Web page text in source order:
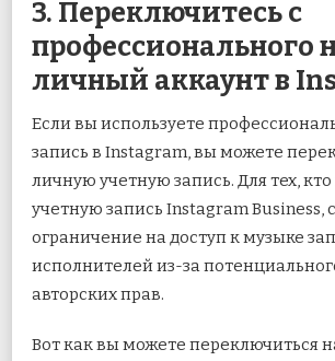
3. Переключитесь с
профессионального
личный аккаунт в
Если вы используете
запись в Instagram, вы можете
личную учетную запись. Для тех,
учетную запись Instagram Business,
ограничение на доступ к музыке
исполнителей из-за
авторских прав.
Вот как вы можете переключиться